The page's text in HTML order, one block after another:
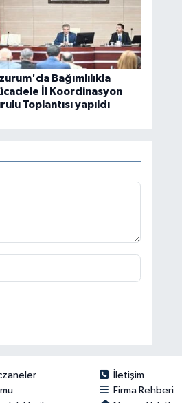
Bağımlılıkla
İl Koordinasyon
Toplantısı yapıldı
İletişim
Firma Rehberi